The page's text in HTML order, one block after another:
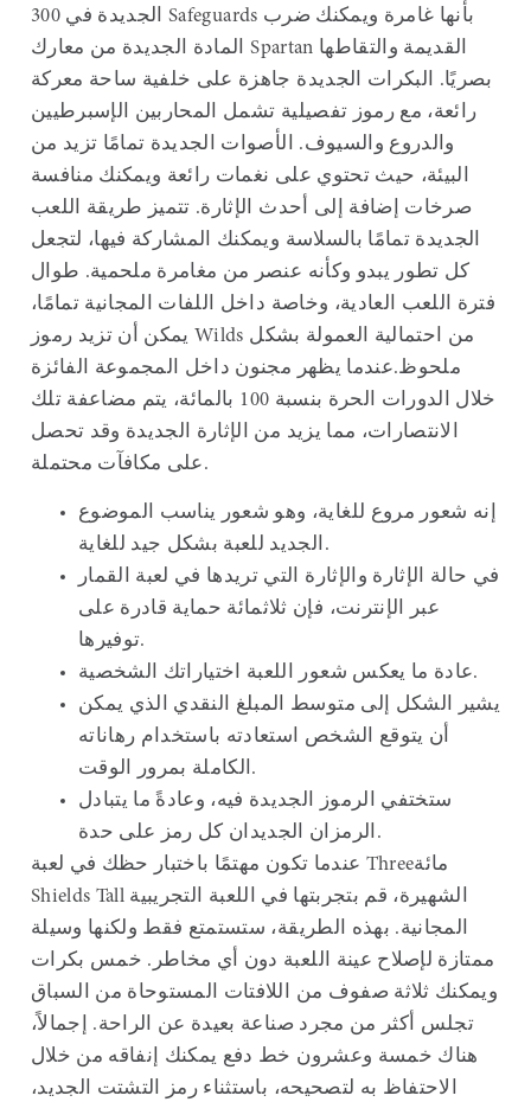
الجديدة في 300 Safeguards بأنها غامرة ويمكنك ضرب
المادة الجديدة من معارك Spartan القديمة والتقاطها
بصريًا. البكرات الجديدة جاهزة على خلفية ساحة معركة
رائعة، مع رموز تفصيلية تشمل المحاربين الإسبرطيين
والدروع والسيوف. الأصوات الجديدة تمامًا تزيد من
البيئة، حيث تحتوي على نغمات رائعة ويمكنك منافسة
صرخات إضافة إلى أحدث الإثارة. تتميز طريقة اللعب
الجديدة تمامًا بالسلاسة ويمكنك المشاركة فيها، لتجعل
كل تطور يبدو وكأنه عنصر من مغامرة ملحمية. طوال
فترة اللعب العادية، وخاصة داخل اللفات المجانية تمامًا،
يمكن أن تزيد رموز Wilds من احتمالية العمولة بشكل
ملحوظ.عندما يظهر مجنون داخل المجموعة الفائزة
خلال الدورات الحرة بنسبة 100 بالمائة، يتم مضاعفة تلك
الانتصارات، مما يزيد من الإثارة الجديدة وقد تحصل
على مكافآت محتملة.
إنه شعور مروع للغاية، وهو شعور يناسب الموضوع
الجديد للعبة بشكل جيد للغاية.
في حالة الإثارة والإثارة التي تريدها في لعبة القمار
عبر الإنترنت، فإن ثلاثمائة حماية قادرة على
توفيرها.
عادة ما يعكس شعور اللعبة اختياراتك الشخصية.
يشير الشكل إلى متوسط ​​المبلغ النقدي الذي يمكن
أن يتوقع الشخص استعادته باستخدام رهاناته
الكاملة بمرور الوقت.
ستختفي الرموز الجديدة فيه، وعادةً ما يتبادل
الرمزان الجديدان كل رمز على حدة.
عندما تكون مهتمًا باختبار حظك في لعبة Threeمائة
Shields Tall الشهيرة، قم بتجربتها في اللعبة التجريبية
المجانية. بهذه الطريقة، ستستمتع فقط ولكنها وسيلة
ممتازة لإصلاح عينة اللعبة دون أي مخاطر. خمس بكرات
ويمكنك ثلاثة صفوف من اللافتات المستوحاة من السباق
تجلس أكثر من مجرد صناعة بعيدة عن الراحة. إجمالاً،
هناك خمسة وعشرون خط دفع يمكنك إنفاقه من خلال
الاحتفاظ به لتصحيحه، باستثناء رمز التشتت الجديد،